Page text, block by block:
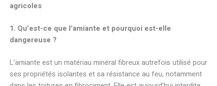
agricoles
1. Qu’est-ce que l’amiante et pourquoi est-elle
dangereuse ?
L’amiante est un matériau minéral fibreux autrefois utilisé pour
ses propriétés isolantes et sa résistance au feu, notamment